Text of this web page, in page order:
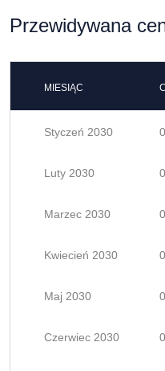
Przewidywana
MIESIĄC
Styczeń 2030
Luty 2030
Marzec 2030
Kwiecień 2030
Maj 2030
Czerwiec 2030